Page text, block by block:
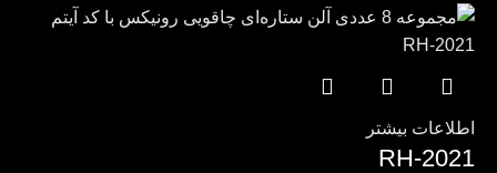
اطلاعات بیشتر
RH-2021